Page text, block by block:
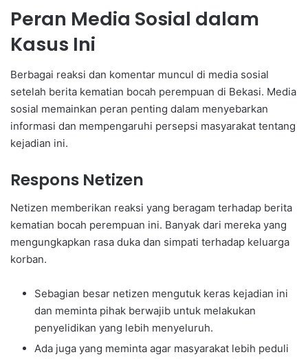
Peran Media Sosial dalam
Kasus Ini
Berbagai reaksi dan komentar muncul di media sosial
setelah berita kematian bocah perempuan di Bekasi. Media
sosial memainkan peran penting dalam menyebarkan
informasi dan mempengaruhi persepsi masyarakat tentang
kejadian ini.
Respons Netizen
Netizen memberikan reaksi yang beragam terhadap berita
kematian bocah perempuan ini. Banyak dari mereka yang
mengungkapkan rasa duka dan simpati terhadap keluarga
korban.
Sebagian besar netizen mengutuk keras kejadian ini
dan meminta pihak berwajib untuk melakukan
penyelidikan yang lebih menyeluruh.
Ada juga yang meminta agar masyarakat lebih peduli